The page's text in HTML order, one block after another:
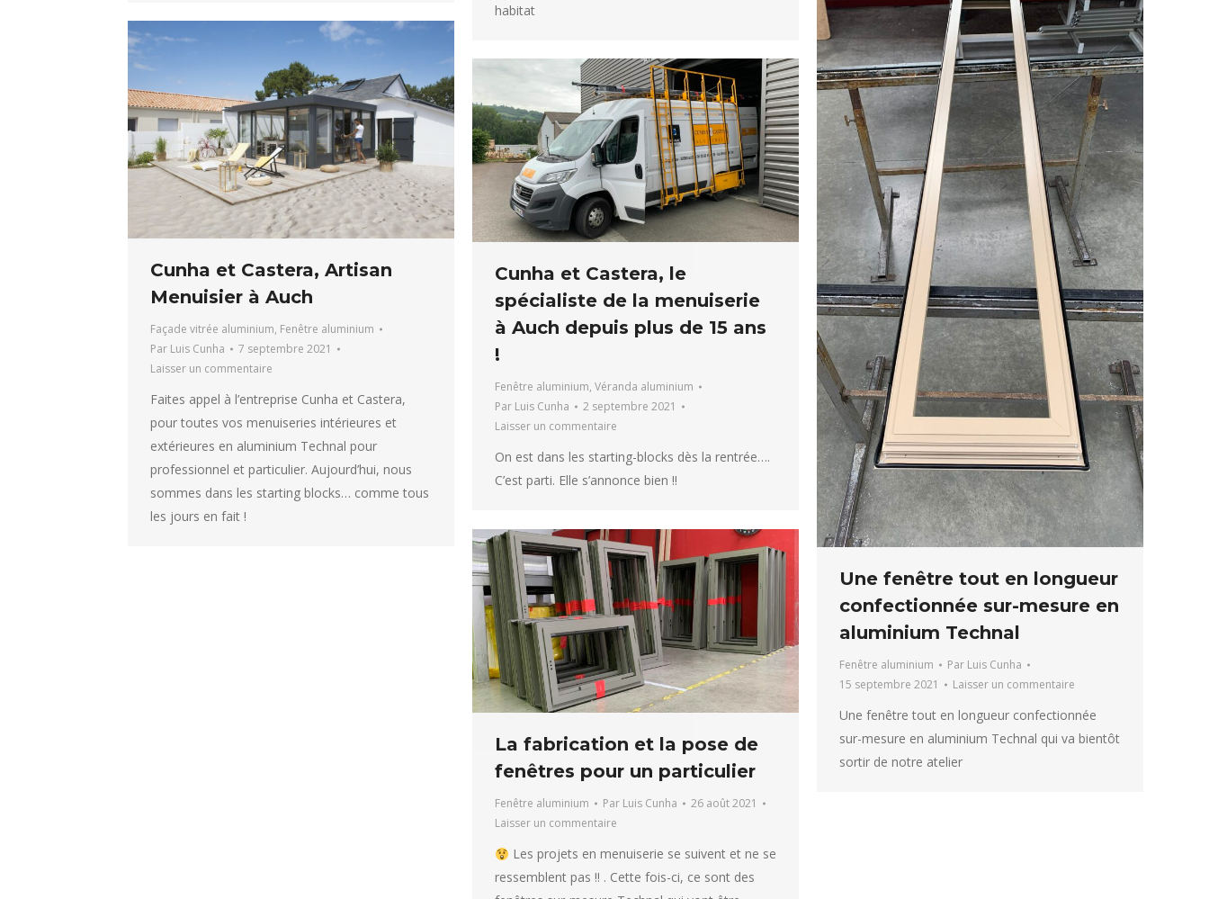
habitat
Une fenêtre tout en longueur
confectionnée sur-mesure en
aluminium Technal
Fenêtre aluminium Par Luis Cunha
15 septembre 2021
Laisser un commentaire
Une fenêtre tout en longueur confectionnée
sur-mesure en aluminium Technal qui va bientôt
sortir de notre atelier
Cunha et Castera, Artisan
Menuisier à Auch
Façade vitrée aluminium, Fenêtre aluminium
Par Luis Cunha
7 septembre 2021
Laisser un commentaire
Faites appel à l’entreprise Cunha et Castera,
pour toutes vos menuiseries intérieures et
extérieures en aluminium Technal pour
professionnel et particulier. Aujourd’hui, nous
sommes dans les starting blocks… comme tous
les jours en fait !
Cunha et Castera, le
spécialiste de la menuiserie
à Auch depuis plus de 15 ans
!
Fenêtre aluminium, Véranda aluminium
Par Luis Cunha
2 septembre 2021
Laisser un commentaire
On est dans les starting-blocks dès la rentrée….
C’est parti. Elle s’annonce bien !!
La fabrication et la pose de
fenêtres pour un particulier
Fenêtre aluminium Par Luis Cunha
26 août 2021
Laisser un commentaire
Les projets en menuiserie se suivent et ne se
ressemblent pas !! . Cette fois-ci, ce sont des